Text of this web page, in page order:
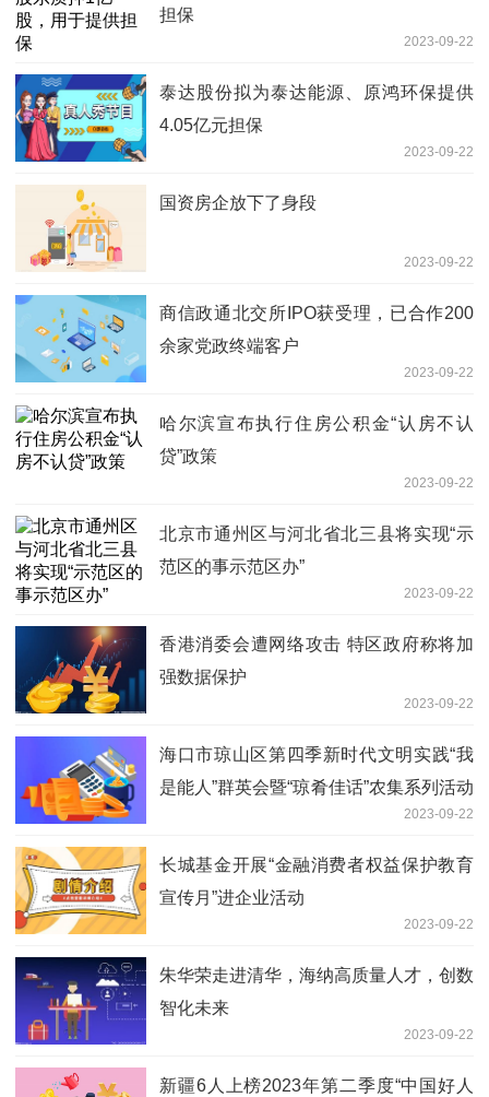
担保
2023-09-22
泰达股份拟为泰达能源、原鸿环保提供
4.05亿元担保
2023-09-22
国资房企放下了身段
2023-09-22
商信政通北交所IPO获受理，已合作200
余家党政终端客户
2023-09-22
哈尔滨宣布执行住房公积金“认房不认
贷”政策
2023-09-22
北京市通州区与河北省北三县将实现“示
范区的事示范区办”
2023-09-22
香港消委会遭网络攻击 特区政府称将加
强数据保护
2023-09-22
海口市琼山区第四季新时代文明实践“我
是能人”群英会暨“琼肴佳话”农集系列活动
2023-09-22
长城基金开展“金融消费者权益保护教育
宣传月”进企业活动
2023-09-22
朱华荣走进清华，海纳高质量人才，创数
智化未来
2023-09-22
新疆6人上榜2023年第二季度“中国好人